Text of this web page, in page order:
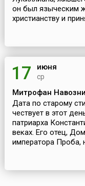
он был языческим
христианству и
17 июня
ср
Митрофан
Дата по старому
чествует в этот
патриарха
веках. Его отец,
императора Проба,